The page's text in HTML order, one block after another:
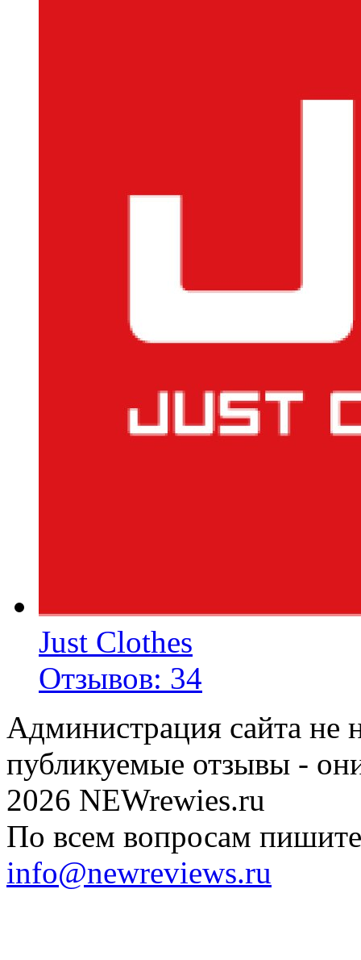
Just Clothes
Отзывов: 34
Администрация сайта не
публикуемые отзывы -
2026 NEWrewies.ru
По всем вопросам
info@newreviews.ru